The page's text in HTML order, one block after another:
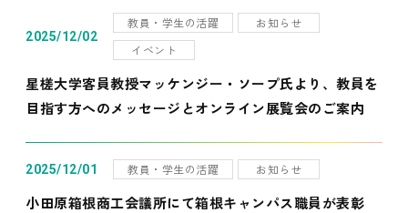
2025/12/02
教員・学生の活躍
お知らせ
イベント
星槎大学客員教授マッケンジー・ソープ氏より、教員を
目指す方へのメッセージとオンライン展覧会のご案内
2025/12/01 教員・学生の活躍 お知らせ
小田原箱根商工会議所にて箱根キャンパス職員が表彰